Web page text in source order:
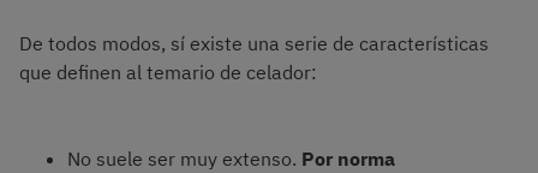
De todos modos, sí existe una serie de características
que definen al temario de celador:
No suele ser muy extenso. Por norma